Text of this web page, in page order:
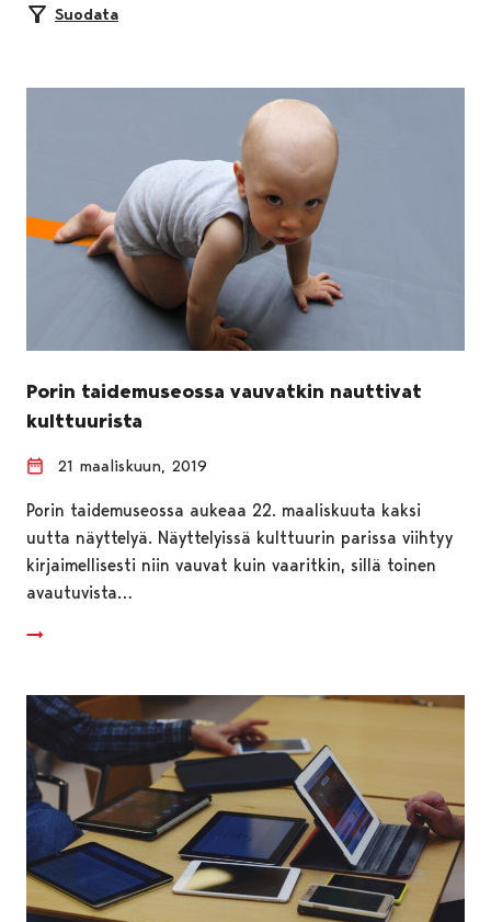
Suodata
Porin taidemuseossa vauvatkin nauttivat
kulttuurista
21 maaliskuun, 2019
Porin taidemuseossa aukeaa 22. maaliskuuta kaksi
uutta näyttelyä. Näyttelyissä kulttuurin parissa viihtyy
kirjaimellisesti niin vauvat kuin vaaritkin, sillä toinen
avautuvista…